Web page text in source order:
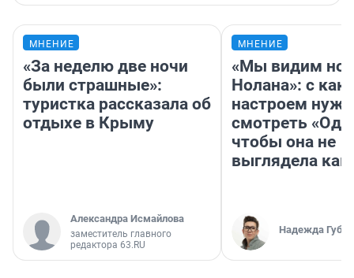
МНЕНИЕ
«За неделю две ночи
были страшные»:
туристка рассказала об
отдыхе в Крыму
Александра Исмайлова
заместитель главного
редактора 63.RU
МНЕНИЕ
«Мы видим
Нолана»: с
настроем
смотреть
чтобы она не
выглядела как
Надежда